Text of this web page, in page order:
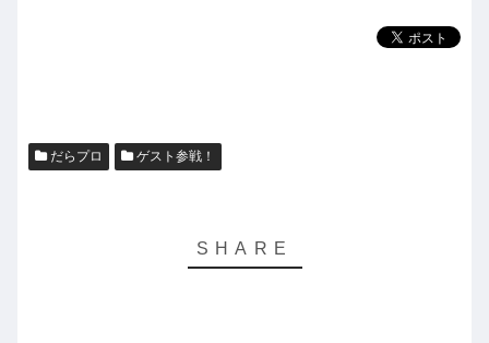
だらプロ ゲスト参戦！